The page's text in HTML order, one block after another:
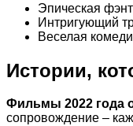
Эпическая
Интригующий
Веселая
Истории,
Фильмы 2022 года
сопровождение –